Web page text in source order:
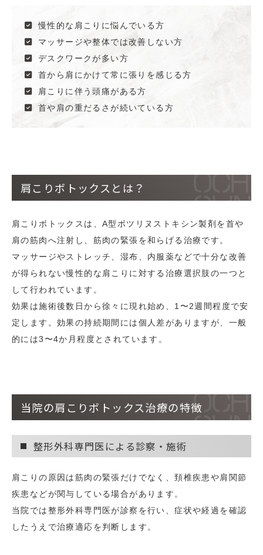
慢性的な肩こりに悩んでいる方
マッサージや整体では改善しない方
デスクワークが多い方
首から肩にかけて常に張りを感じる方
肩こりに伴う頭痛がある方
首や肩の重だるさが続いている方
肩こりボトックスとは？
肩こりボトックスは、A型ボツリヌストキシン製剤を首や
肩の筋肉へ注射し、筋肉の緊張を和らげる治療です。
マッサージやストレッチ、湿布、内服薬などで十分な改善
が得られない慢性的な肩こりに対する治療選択肢の一つと
して行われています。
効果は施術後数日から徐々に現れ始め、1〜2週間程度で安
定します。効果の持続期間には個人差がありますが、一般
的には3〜4か月程度とされています。
当院の肩こりボトックス治療の特徴
整形外科専門医による診察・施術
肩こりの原因は筋肉の緊張だけでなく、頚椎疾患や肩関節
疾患などが関与している場合があります。
当院では整形外科専門医が診察を行い、症状や経過を確認
したうえで治療適応を判断します。